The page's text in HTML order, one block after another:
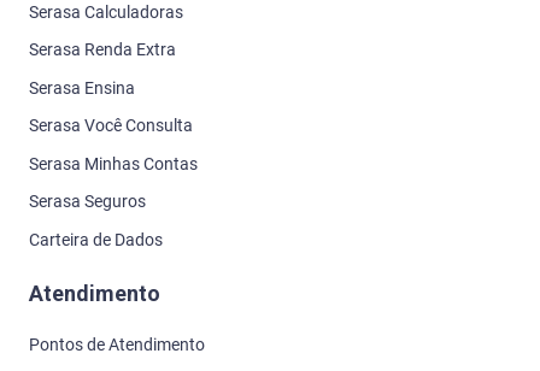
Serasa Calculadoras
Serasa Renda Extra
Serasa Ensina
Serasa Você Consulta
Serasa Minhas Contas
Serasa Seguros
Carteira de Dados
Atendimento
Pontos de Atendimento